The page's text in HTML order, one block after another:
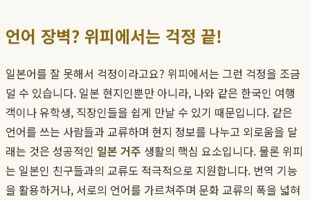
언어 장벽? 위피에서는 걱정 끝!
일본어를 잘 못해서 걱정이라고요? 위피에서는 그런 걱정을 조금
덜 수 있습니다. 일본 현지인뿐만 아니라, 나와 같은 한국인 여행
객이나 유학생, 직장인들을 쉽게 만날 수 있기 때문입니다. 같은
언어를 쓰는 사람들과 교류하며 현지 정보를 나누고 외로움을 달
래는 것은 성공적인 일본 거주 생활의 핵심 요소입니다. 물론 위피
는 일본인 친구들과의 교류도 적극적으로 지원합니다. 번역 기능
을 활용하거나, 서로의 언어를 가르쳐주며 문화 교류의 폭을 넓혀